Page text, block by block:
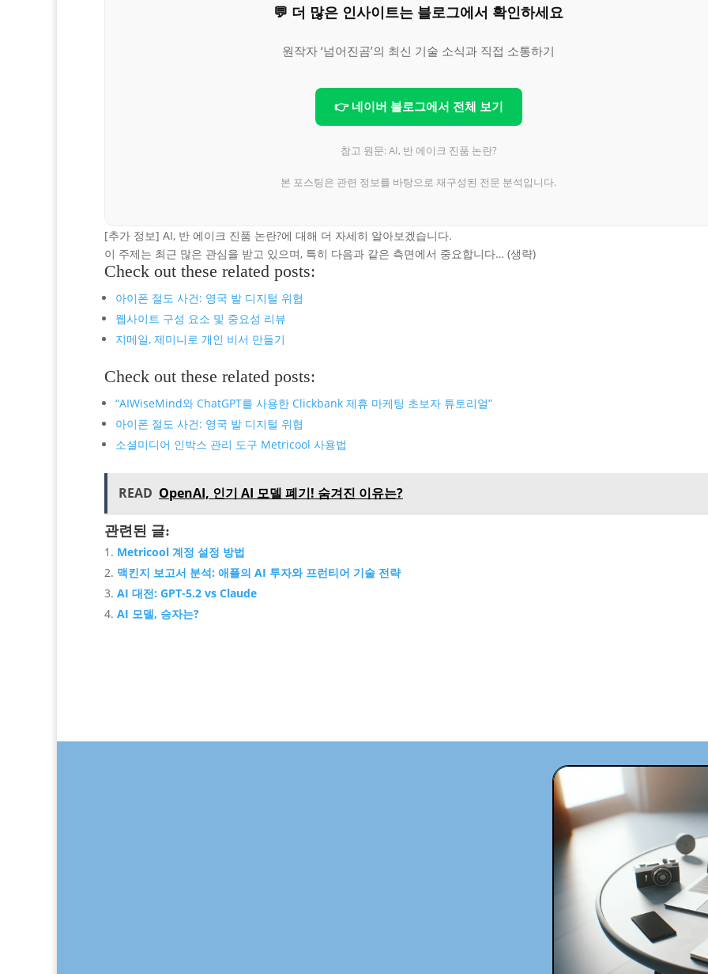
💬 더 많은 인사이트는 블로그에서 확인하세요
원작자 ‘넘어진곰’의 최신 기술 소식과 직접 소통하기
👉 네이버 블로그에서 전체 보기
참고 원문: AI, 반 에이크 진품 논란?
본 포스팅은 관련 정보를 바탕으로 재구성된 전문 분석입니다.
[추가 정보] AI, 반 에이크 진품 논란?에 대해 더 자세히 알아보겠습니다.
이 주제는 최근 많은 관심을 받고 있으며, 특히 다음과 같은 측면에서 중요합니다… (생략)
Check out these related posts:
아이폰 절도 사건: 영국 발 디지털 위협
웹사이트 구성 요소 및 중요성 리뷰
지메일, 제미니로 개인 비서 만들기
Check out these related posts:
“AIWiseMind와 ChatGPT를 사용한 Clickbank 제휴 마케팅 초보자 튜토리얼”
아이폰 절도 사건: 영국 발 디지털 위협
소셜미디어 인박스 관리 도구 Metricool 사용법
READ OpenAI, 인기 AI 모델 폐기! 숨겨진 이유는?
관련된 글:
Metricool 계정 설정 방법
맥킨지 보고서 분석: 애플의 AI 투자와 프런티어 기술 전략
AI 대전: GPT-5.2 vs Claude
AI 모델, 승자는?